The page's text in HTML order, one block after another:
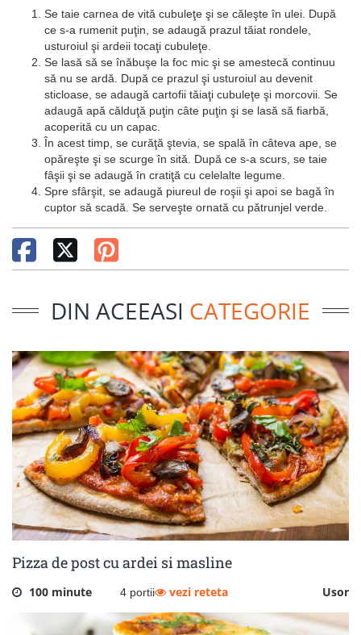
Se taie carnea de vită cubuleţe şi se căleşte în ulei. După
ce s-a rumenit puţin, se adaugă prazul tăiat rondele,
usturoiul şi ardeii tocaţi cubuleţe.
Se lasă să se înăbuşe la foc mic şi se amestecă continuu
să nu se ardă. După ce prazul şi usturoiul au devenit
sticloase, se adaugă cartofii tăiaţi cubuleţe şi morcovii. Se
adaugă apă călduţă puţin câte puţin şi se lasă să fiarbă,
acoperită cu un capac.
În acest timp, se curăţă ştevia, se spală în câteva ape, se
opăreşte şi se scurge în sită. După ce s-a scurs, se taie
fâşii şi se adaugă în cratiţă cu celelalte legume.
Spre sfârşit, se adaugă piureul de roşii şi apoi se bagă în
cuptor să scadă. Se serveşte ornată cu pătrunjel verde.
DIN ACEEASI CATEGORIE
Pizza de post cu ardei si masline
100 minute 4 portii Usor
vezi reteta